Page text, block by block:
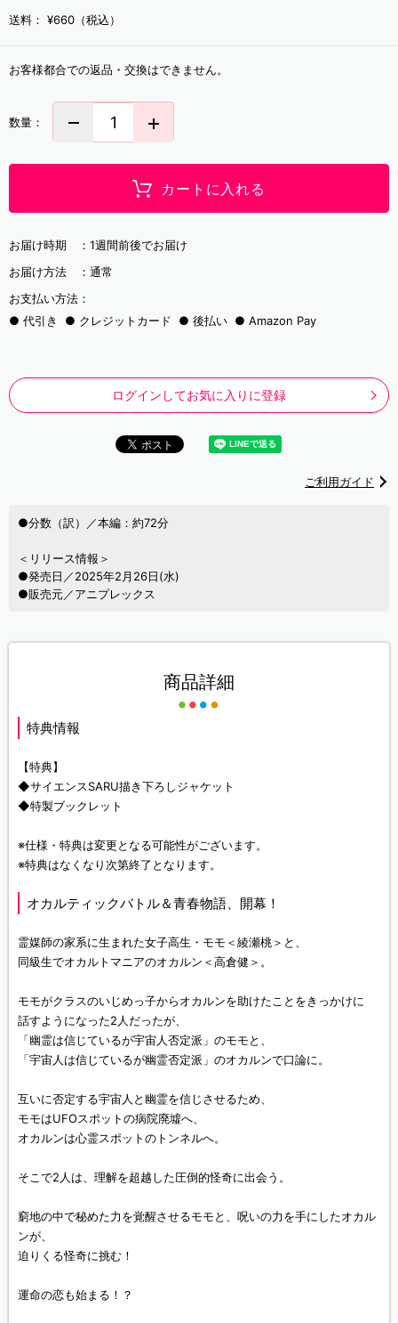
送料： ¥660（税込）
お客様都合での返品・交換はできません。
数量：
カートに入れる
お届け時期 ： 1週間前後でお届け
お届け方法 ： 通常
お支払い方法：
代引き
クレジットカード 後払い Amazon Pay
ログインしてお気に入りに登録
ご利用ガイド
●分数（訳）／本編：約72分
＜リリース情報＞
●発売日／2025年2月26日(水)
●販売元／アニプレックス
商品詳細
特典情報
【特典】
◆サイエンスSARU描き下ろしジャケット
◆特製ブックレット
※仕様・特典は変更となる可能性がございます。
※特典はなくなり次第終了となります。
オカルティックバトル＆青春物語、開幕！
霊媒師の家系に生まれた女子高生・モモ＜綾瀬桃＞と、
同級生でオカルトマニアのオカルン＜高倉健＞。
モモがクラスのいじめっ子からオカルンを助けたことをきっかけに
話すようになった2人だったが、
「幽霊は信じているが宇宙人否定派」のモモと、
「宇宙人は信じているが幽霊否定派」のオカルンで口論に。
互いに否定する宇宙人と幽霊を信じさせるため、
モモはUFOスポットの病院廃墟へ、
オカルンは心霊スポットのトンネルへ。
そこで2人は、理解を超越した圧倒的怪奇に出会う。
窮地の中で秘めた力を覚醒させるモモと、呪いの力を手にしたオカル
ンが、
迫りくる怪奇に挑む！
運命の恋も始まる！？